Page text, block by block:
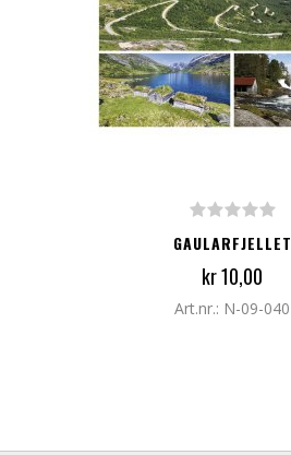
LEGG TIL I HANDLEKURV
GAULARFJELLET
kr 10,00
Art.nr.: N-09-040